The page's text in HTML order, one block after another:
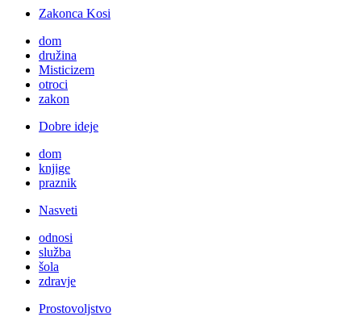
Zakonca Kosi
dom
družina
Misticizem
otroci
zakon
Dobre ideje
dom
knjige
praznik
Nasveti
odnosi
služba
šola
zdravje
Prostovoljstvo